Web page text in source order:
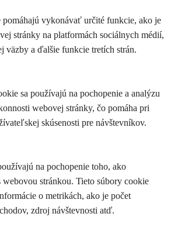
pomáhajú vykonávať určité funkcie, ako je
stránky na platformách sociálnych médií,
väzby a ďalšie funkcie tretích strán.
sa používajú na pochopenie a analýzu
webovej stránky, čo pomáha pri
skúsenosti pre návštevníkov.
na pochopenie toho, ako
stránkou. Tieto súbory cookie
o metrikách, ako je počet
zdroj návštevnosti atď.